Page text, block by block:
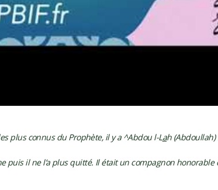
plus connus du Prophète, il y a ^Abdou l-Lah
puis il ne l’a plus quitté. Il était un compagnon